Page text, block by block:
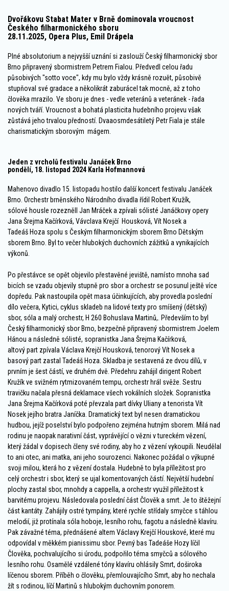
Dvořákovu Stabat Mater v Brně dominovala vroucnost
Českého filharmonického sboru
28.11.2025, Opera Plus, Emil Drápela
Plné absolutorium a nejvyšší uznání si zaslouží Český filharmonický sbor
Brno připravený sbormistrem Petrem Fialou. Předvedl celou řadu
působivých "sotto voce", kdy mu bylo vždy krásně rozuět, působivě
stupňoval své gradace a několikrát zaburácel tak mocně, až z toho
člověka mrazilo. Ve sboru je dnes - vedle veteránů a veteránek - řada
nových tváří. Vroucnost a bohatá plasticita hudebního projevu však
zůstává jeho trvalou předností. Dvaaosmdesátiletý Petr Fiala je stále
charismatickým sborovým mágem.
Jeden z vrcholů festivalu Janáček Brno
pondělí, 18. listopad 2024 Karla Hofmannová
Mahenovo divadlo 15. listopadu hostilo další koncert festivalu Janáček
Brno. Orchestr brněnského Národního divadla řídil Robert Kružík,
sólové housle rozezněll Jan Mráček a zpívali sólisté Janáčkovy opery
Jana Šrejma Kačírková, Vávclava Krejčí Housková, Vít Nosek a
Tadeáš Hoza spolu s Českým filharmonickým sborem Brno Dětským
sborem Brno. Byl to večer hlubokých duchovních zážitků a vynikajících
výkonů.
Po přestávce se opět objevilo přestavěné jeviště, namísto mnoha sad
bicích se vzadu objevily stupně pro sbor a orchestr se posunul ještě více
dopředu. Pak nastoupila opět masa účinkujících, aby provedla poslední
dílo večera, Kytici, cyklus skladeb na lidové texty pro smíšený (dětský)
sbor, sóla a malý orchestr, H 260 Bohuslava Martinů,. Především to byl
Český filharmonický sbor Brno, bezpečně připravený sbormistrem Joelem
Hánou a následně sólisté, sopranistka Jana Šrejma Kačírková,
altový part zpívala Václava Krejčí Housková, tenorový Vít Nosek a
basový part zastal Tadeáš Hoza. Skladba je sestavená ze dvou dílů, v
prvním je šest částí, ve druhém dvě. Předehru zahájil dirigent Robert
Kružík ve svižném rytmizovaném tempu, orchestr hrál svěže. Sestru
travičku načala přesná deklamace všech vokálních složek. Sopranistka
Jana Šrejma Kačírková poté převzala part dívky Uliany a tenorista Vít
Nosek jejího bratra Janíčka. Dramatický text byl nesen dramatickou
hudbou, jejíž poselství bylo podpořeno zejména hutným sborem. Milá nad
rodinu je naopak narativní část, vyprávějící o vězni v tureckém vězení,
který žádal v dopisech členy své rodiny, aby ho z vězení vykoupili. Neudělal
to ani otec, ani matka, ani jeho sourozenci. Nakonec požádal o výkupné
svoji milou, která ho z vězení dostala. Hudebně to byla příležitost pro
celý orchestr i sbor, který se ujal komentovaných částí. Největší hudební
plochy zastal sbor, mnohdy a cappella, a orchestr využil příležitost k
barvitému projevu. Následovala poslední část Člověk a smrt. Je to štěžejní
část kantáty. Zahájily ostré tympány, které rychle střídaly smyčce s táhlou
melodií, již protínala sóla hoboje, lesního rohu, fagotu a následně klavíru.
Pak závažné téma, přednášené altem Václavy Krejčí Houskové, které mu
odpovídal v měkkém pianissimu sbor. Pevný bas Tadeáše Hozy líčil
Člověka, pochvalujícího si úrodu, podpořilo téma smyčců a sólového
lesního rohu. Osamělé vzdálené tóny klavíru ohlásily Smrt, doširoka
líčenou sborem. Příběh o člověku, přemlouvajícího Smrt, aby ho nechala
žít s rodinou, líčí Martinů s hlubokým duchovním ponorem.